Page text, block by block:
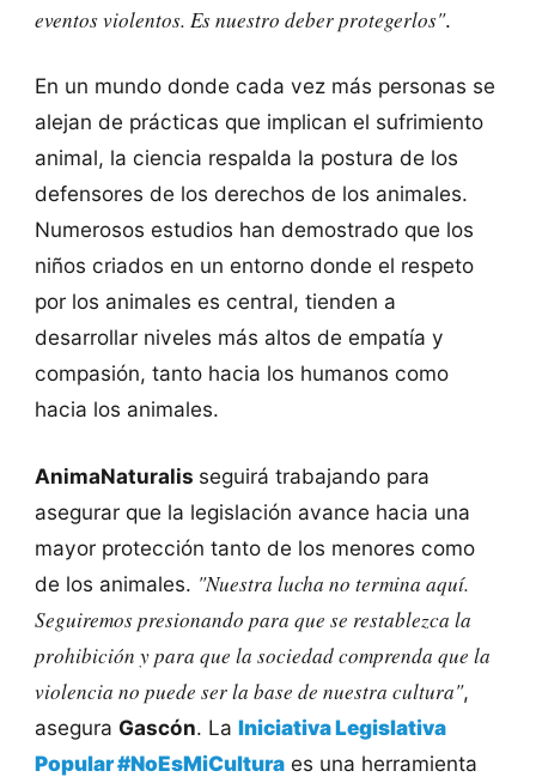
eventos violentos. Es nuestro deber protegerlos".
En un mundo donde cada vez más personas se
alejan de prácticas que implican el sufrimiento
animal, la ciencia respalda la postura de los
defensores de los derechos de los animales.
Numerosos estudios han demostrado que los
niños criados en un entorno donde el respeto
por los animales es central, tienden a
desarrollar niveles más altos de empatía y
compasión, tanto hacia los humanos como
hacia los animales.
AnimaNaturalis seguirá trabajando para
asegurar que la legislación avance hacia una
mayor protección tanto de los menores como
de los animales. "Nuestra lucha no termina aquí.
Seguiremos presionando para que se restablezca la
prohibición y para que la sociedad comprenda que la
violencia no puede ser la base de nuestra cultura",
asegura Gascón. La Iniciativa Legislativa
Popular #NoEsMiCulturaes una herramienta